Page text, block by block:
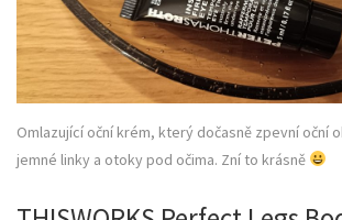
Omlazující oční krém, který dočasně zpevní oční
jemné linky a otoky pod očima. Zní to krásně